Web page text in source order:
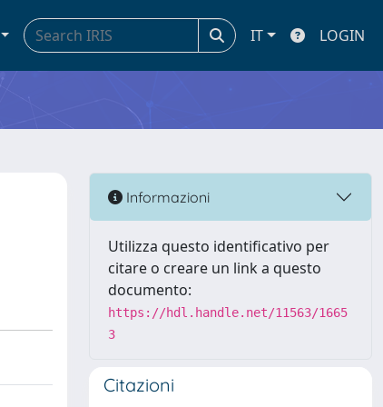
IT LOGIN
Informazioni
Utilizza questo identificativo per
citare o creare un link a questo
documento:
https://hdl.handle.net/11563/1665
3
Citazioni